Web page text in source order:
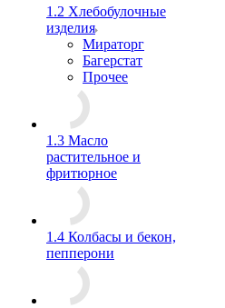
1.2 Хлебобулочные
изделия
Мираторг
Багерстат
Прочее
1.3 Масло
растительное и
фритюрное
1.4 Колбасы и бекон,
пепперони